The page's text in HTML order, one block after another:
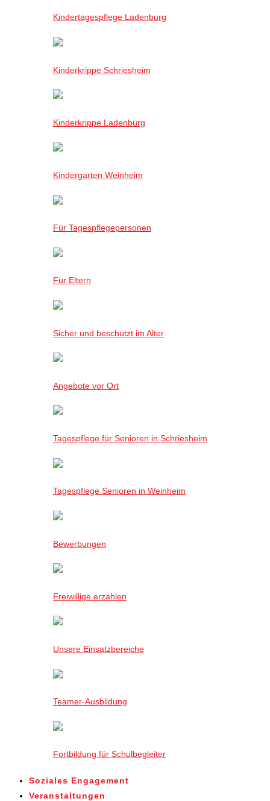
Kindertagespflege Ladenburg
Kinderkrippe Schriesheim
Kinderkrippe Ladenburg
Kindergarten Weinheim
Für Tagespflegepersonen
Für Eltern
Sicher und beschützt im Alter
Angebote vor Ort
Tagespflege für Senioren in Schriesheim
Tagespflege Senioren in Weinheim
Bewerbungen
Freiwillige erzählen
Unsere Einsatzbereiche
Teamer-Ausbildung
Fortbildung für Schulbegleiter
Soziales Engagement
Veranstaltungen